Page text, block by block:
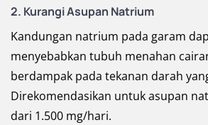
2. Kurangi Asupan Natrium
Kandungan natrium pada garam
menyebabkan tubuh menahan
berdampak pada tekanan darah
Direkomendasikan untuk asupan
dari 1.500 mg/hari.